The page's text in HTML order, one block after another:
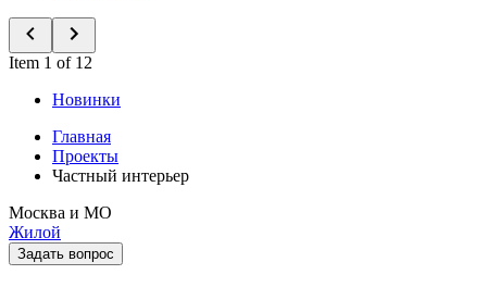
Item 1 of 12
Новинки
Главная
Проекты
Частный интерьер
Москва и МО
Жилой
Задать вопрос